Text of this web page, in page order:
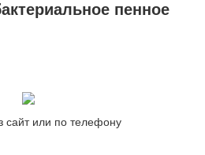
пенное
сайт или по телефону